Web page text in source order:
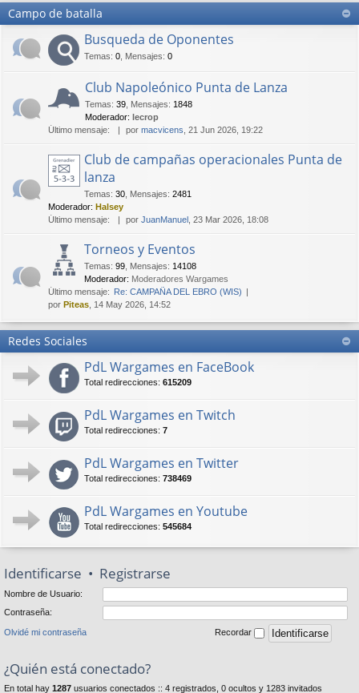
Campo de batalla
Busqueda de Oponentes
Temas: 0 Mensajes: 0
Club Napoleónico Punta de Lanza
Temas: 39 Mensajes: 1848
Moderador: lecrop
Último mensaje:
por macvicens , 21 Jun 2026, 19:22
Club de campañas operacionales Punta de
lanza
Temas: 30 Mensajes: 2481
Moderador: Halsey
Último mensaje:
por JuanManuel , 23 Mar 2026, 18:08
Torneos y Eventos
Temas: 99 Mensajes: 14108
Moderador: Moderadores Wargames
Último mensaje: Re: CAMPAÑA DEL EBRO (WIS)
por Piteas , 14 May 2026, 14:52
Redes Sociales
PdL Wargames en FaceBook
Total redirecciones: 615209
PdL Wargames en Twitch
Total redirecciones: 7
PdL Wargames en Twitter
Total redirecciones: 738469
PdL Wargames en Youtube
Total redirecciones: 545684
Identificarse • Registrarse
Nombre de Usuario:
Contraseña:
Olvidé mi contraseña Recordar
¿Quién está conectado?
En total hay 1287 usuarios conectados :: 4 registrados, 0 ocultos y 1283 invitados